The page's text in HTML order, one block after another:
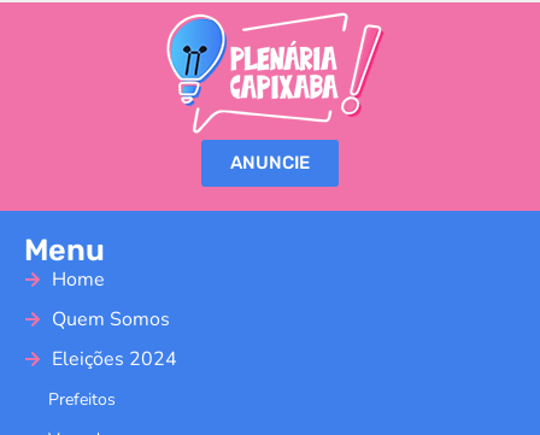
ANUNCIE
Menu
Home
Quem Somos
Eleições 2024
Prefeitos